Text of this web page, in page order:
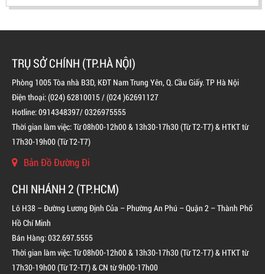
LIÊN HỆ
TRỤ SỞ CHÍNH (TP.HÀ NỘI)
Phòng 1005 Tòa nhà B3D, KĐT Nam Trung Yên, Q. Cầu Giấy. TP Hà Nội
Điện thoại: (024) 62810015 / (024 )62691127
Hotline: 0914348397/ 0326975555
Thời gian làm việc: Từ 08h00-12h00 & 13h30-17h30 (Từ T2-T7) & HTKT từ
17h30-19h00 (Từ T2-T7)
Bản Đồ Đường Đi
CHI NHÁNH 2 (TP.HCM)
Lô H38 – Đường Lương Định Của – Phường An Phú – Quận 2 – Thành Phố
Hồ Chí Minh
Bán Hàng: 032.697.5555
Thời gian làm việc: Từ 08h00-12h00 & 13h30-17h30 (Từ T2-T7) & HTKT từ
17h30-19h00 (Từ T2-T7) & CN từ 9h00-17h00